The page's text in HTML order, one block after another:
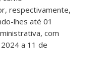
respectivamente,
lhes até 01
com
a 11 de